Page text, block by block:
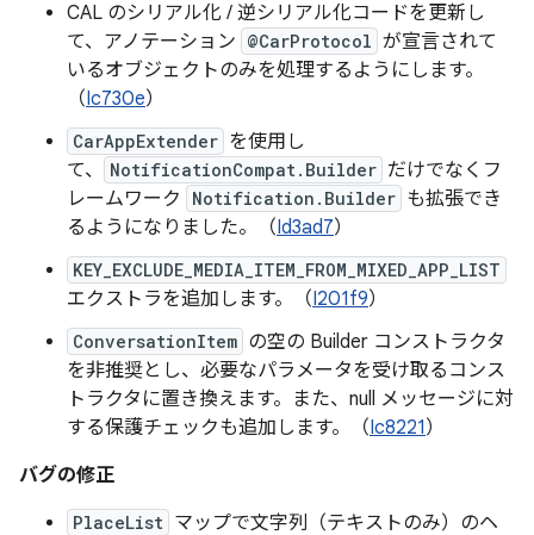
CAL のシリアル化 / 逆シリアル化コードを更新し
て、アノテーション @CarProtocol が宣言されて
いるオブジェクトのみを処理するようにします。
（Ic730e）
CarAppExtender を使用し
て、
NotificationCompat.Builder だけでなくフ
レームワーク
Notification.Builder も拡張でき
るようになりました。（Id3ad7）
KEY_EXCLUDE_MEDIA_ITEM_FROM_MIXED_APP_LIST
エクストラを追加します。（I201f9）
ConversationItem の空の Builder コンストラクタ
を非推奨とし、必要なパラメータを受け取るコンス
トラクタに置き換えます。また、null メッセージに対
する保護チェックも追加します。（Ic8221）
バグの修正
PlaceList マップで文字列（テキストのみ）のヘ